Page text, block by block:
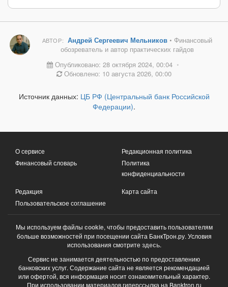
АВТОР: Андрей Сергеевич Мельников• Финансовый
обозреватель и автор практических гайдов
Опубликовано: 28 октября 2024, 00:04 •
Обновлено: 10 августа 2026, 00:00
Источник данных: ЦБ РФ (Центральный банк Российской
Федерации).
О сервисе
Финансовый словарь
Редакционная политика
Политика
конфиденциальности
Редакция
Пользовательское соглашение
Карта сайта
Мы используем файлы cookie, чтобы предоставить пользователям
больше возможностей при посещении сайта БанкТрон.ру. Условия
использования смотрите здесь.
Сервис не занимается деятельностью по предоставлению
банковских услуг. Содержание сайта не является рекомендацией
или офертой, вся информация носит ознакомительный характер.
При использовании материалов гиперссылка на Banktron.ru